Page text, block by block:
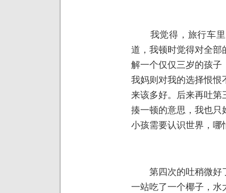
我觉得，旅行车里
道，我顿时觉得对全部
解一个仅仅三岁的孩子
我妈则对我的选择恨恨
来该多好。后来再吐第
揍一顿的意思，我也只
小孩需要认识世界，哪
第四次的吐稍微好
一站吃了一个椰子，水